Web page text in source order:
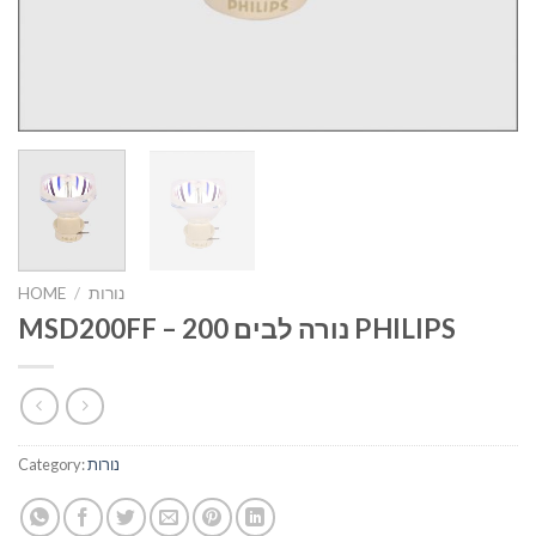
HOME / נורות
MSD200FF – נורה לבים 200 PHILIPS
Category:נורות